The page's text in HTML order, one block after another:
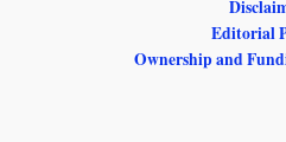
Editorial
Ownership and